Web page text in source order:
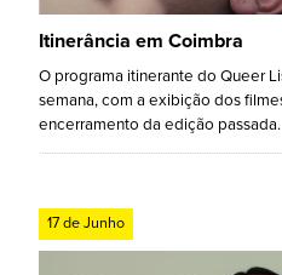
Itinerância em Coimbra
O programa itinerante do Queer
semana, com a exibição dos
encerramento da edição passada.
17 de Junho